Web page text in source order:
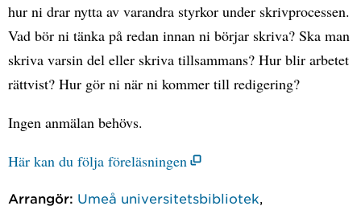
hur ni drar nytta av varandra styrkor under skrivprocessen.
Vad bör ni tänka på redan innan ni börjar skriva? Ska man
skriva varsin del eller skriva tillsammans? Hur blir arbetet
rättvist? Hur gör ni när ni kommer till redigering?
Ingen anmälan behövs.
Här kan du följa föreläsningen
Arrangör: Umeå universitetsbibliotek